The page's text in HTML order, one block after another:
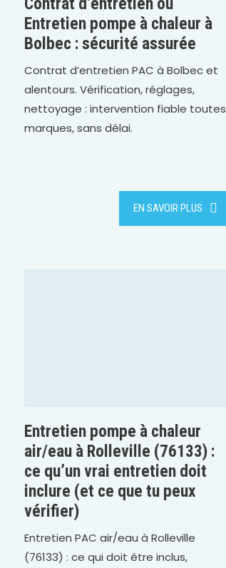
Entretien pompe à chaleur à
Bolbec : sécurité assurée
Contrat d’entretien PAC à Bolbec et
alentours. Vérification, réglages,
nettoyage : intervention fiable toutes
marques, sans délai.
EN SAVOIR PLUS
Entretien pompe à chaleur
air/eau à Rolleville (76133) :
ce qu’un vrai entretien doit
inclure (et ce que tu peux
vérifier)
Entretien PAC air/eau à Rolleville
(76133) : ce qui doit être inclus,